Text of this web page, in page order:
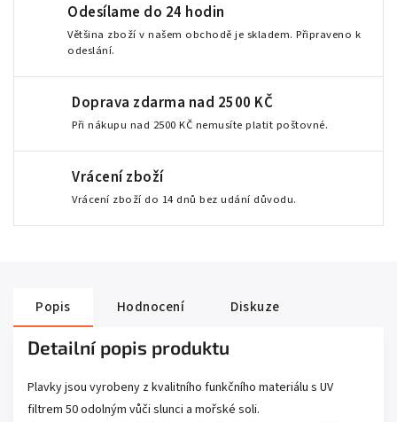
Odesílame do 24 hodin
Většina zboží v našem obchodě je skladem. Připraveno k
odeslání.
Doprava zdarma nad 2500 KČ
Při nákupu nad 2500 KČ nemusíte platit poštovné.
Vrácení zboží
Vrácení zboží do 14 dnů bez udání důvodu.
Popis Hodnocení Diskuze
Detailní popis produktu
Plavky jsou vyrobeny z kvalitního funkčního materiálu s UV
filtrem 50 odolným vůči slunci a mořské soli.